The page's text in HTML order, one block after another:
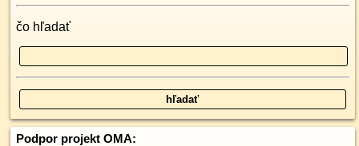
čo hľadať
Podpor projekt OMA: